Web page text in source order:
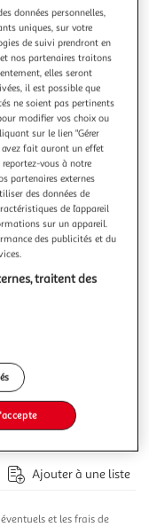
D. 38 x H. 0,5 cm
Design & Pratique
Couleur : Naturel
6,99€ 8,99€
au panier
Ajouter à une liste
et les frais de
données personnelles,
uniques, sur votre
de suivi prendront en
nos partenaires traitons
elles seront
il est possible que
ne soient pas pertinents
modifier vos choix ou
sur le lien "Gérer
avez fait auront un effet
vous à notre
partenaires externes
des données de
de l’appareil
sur un appareil.
des publicités et du
traitent des